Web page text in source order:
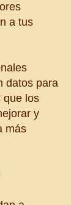
a tus
datos para
que los
y
más